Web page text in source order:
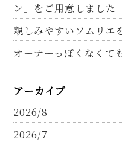
ン」をご用意しました
親しみやすいソムリエ
オーナーっぽくなくて
アーカイブ
2026/8
2026/7